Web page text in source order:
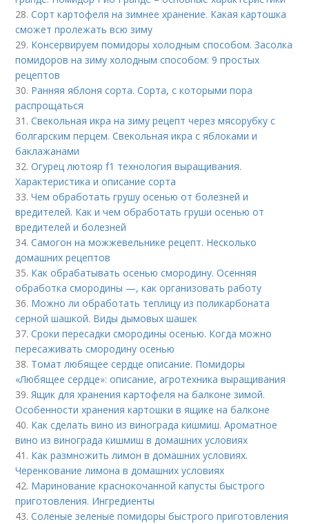
28.Сорт картофеля на зимнее хранение. Какая картошка
сможет пролежать всю зиму
29. Консервируем помидоры холодным способом. Засолка
помидоров на зиму холодным способом: 9 простых
рецептов
30. Ранняя яблоня сорта. Сорта, с которыми пора
распрощаться
31.Свекольная икра на зиму рецепт через мясорубку с
болгарским перцем. Свекольная икра с яблоками и
баклажанами
32.Огурец лютояр f1 технология выращивания.
Характеристика и описание сорта
33.Чем обработать грушу осенью от болезней и
вредителей. Как и чем обработать груши осенью от
вредителей и болезней
34.Самогон на можжевельнике рецепт. Несколько
домашних рецептов
35. Как обрабатывать осенью смородину. Осенняя
обработка смородины —, как организовать работу
36. Можно ли обработать теплицу из поликарбоната
серной шашкой. Виды дымовых шашек
37.Сроки пересадки смородины осенью. Когда можно
пересаживать смородину осенью
38. Томат любящее сердце описание. Помидоры
«Любящее сердце»: описание, агротехника выращивания
39.Ящик для хранения картофеля на балконе зимой.
Особенности хранения картошки в ящике на балконе
40. Как сделать вино из винограда кишмиш. Ароматное
вино из винограда кишмиш в домашних условиях
41. Как размножить лимон в домашних условиях.
Черенкование лимона в домашних условиях
42. Маринование краснокочанной капусты быстрого
приготовления. Ингредиенты
43.Соленые зеленые помидоры быстрого приготовления